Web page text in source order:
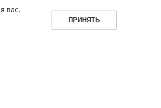
вас.
ПРИНЯТЬ